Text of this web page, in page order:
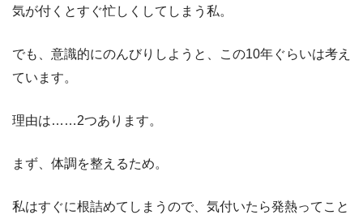
気が付くとすぐ忙しくしてしまう私。
でも、意識的にのんびりしようと、この10年ぐらいは考え
ています。
理由は……2つあります。
まず、体調を整えるため。
私はすぐに根詰めてしまうので、気付いたら発熱ってこと